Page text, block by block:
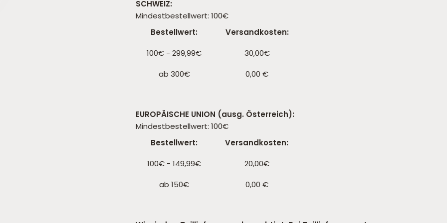
SCHWEIZ:
Mindestbestellwert: 100€
Bestellwert:
Versandkosten:
100€ - 299,99€
30,00€
ab 300€
0,00 €
EUROPÄISCHE UNION (ausg. Österreich):
Mindestbestellwert: 100€
Bestellwert:
Versandkosten:
100€ - 149,99€
20,00€
ab 150€
0,00 €